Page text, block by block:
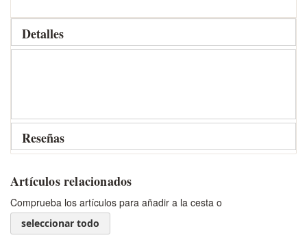
Detalles
Reseñas
Artículos relacionados
Comprueba los artículos para añadir a la cesta o
seleccionar todo